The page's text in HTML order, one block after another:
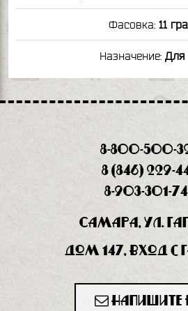
Фасовка: 11
Назначение: Для
8-800-500-
8 (846) 229-
8-903-301-
Самара, ул.
дом 147, вход с
Напишите